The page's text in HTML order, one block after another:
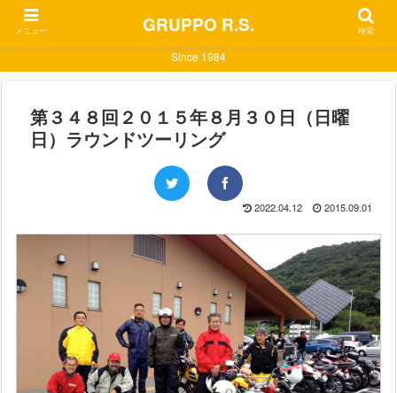
Since 1984
第３４８回２０１５年８月３０日（日曜
日）ラウンドツーリング
2022.04.12 2015.09.01
メニュー GRUPPO R.S. 検索